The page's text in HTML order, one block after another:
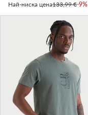
Най-ниска цена133,99 €-9%